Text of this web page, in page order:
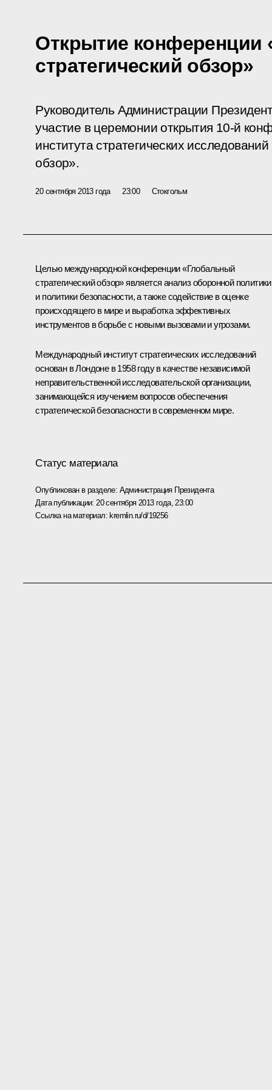
Открытие конференции
стратегический обзор»
Руководитель Администрации
участие в церемонии открытия 10-й
института стратегических
обзор».
20 сентября 2013 года 23:00 Стокгольм
Целью международной конференции «Глобальный
стратегический обзор» является анализ оборонной политики
и политики безопасности, а также содействие в оценке
происходящего в мире и выработка эффективных
инструментов в борьбе с новыми вызовами и угрозами.
Международный институт стратегических исследований
основан в Лондоне в 1958 году в качестве независимой
неправительственной исследовательской организации,
занимающейся изучением вопросов обеспечения
стратегической безопасности в современном мире.
Статус материала
Опубликован в разделе: Администрация Президента
Дата публикации: 20 сентября 2013 года, 23:00
Ссылка на материал: kremlin.ru/d/19256